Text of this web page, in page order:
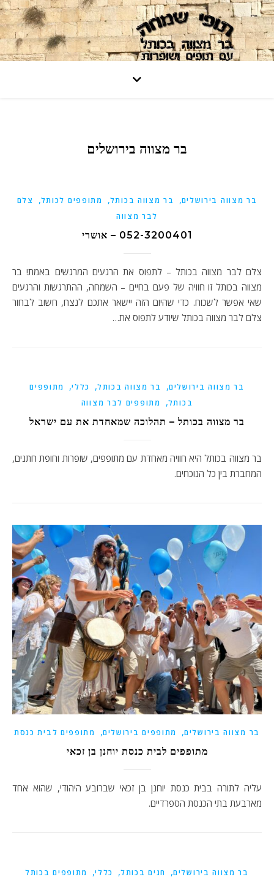
בר מצווה בירושלים
בר מצווה בירושלים, בר מצווה בכותל, מתופפים לכותל,
צלם
לבר מצווה
052-3200401 – אושרי
צלם לבר מצווה בכותל – לתפוס את הרגעים המרגשים באמת! בר
מצווה בכותל זו חוויה של פעם בחיים – השמחה, ההתרגשות והרגעים
שאי אפשר לשכוח. כדי שהיום הזה יישאר אתכם לנצח, חשוב לבחור
צלם לבר מצווה בכותל שיודע לתפוס את…
בר מצווה בירושלים, בר מצווה בכותל, כללי,
מתופפים
בכותל, מתופפים לבר מצווה
בר מצווה בכותל – תהלוכה שמאחדת את עם ישראל
בר מצווה בכותל היא חוויה מאחדת עם מתופפים, שופרות וחופת חתנים,
המחברת בין כל הנוכחים.
בר מצווה בירושלים, מתופפים בירושלים, מתופפים לבית כנסת
מתופפים לבית כנסת יוחנן בן זכאי
עליה לתורה בבית כנסת יוחנן בן זכאי שברובע היהודי, שהוא אחד
מארבעת בתי הכנסת הספרדיים.
בר מצווה בירושלים, חגים בכותל, כללי, מתופפים בכותל